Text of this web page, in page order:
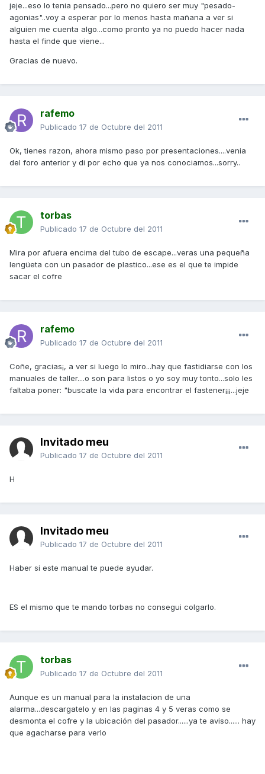
jeje...eso lo tenia pensado...pero no quiero ser muy "pesado-
agonias"..voy a esperar por lo menos hasta mañana a ver si
alguien me cuenta algo...como pronto ya no puedo hacer nada
hasta el finde que viene...
Gracias de nuevo.
rafemo
Publicado 17 de Octubre del 2011
Ok, tienes razon, ahora mismo paso por presentaciones....venia
del foro anterior y di por echo que ya nos conociamos...sorry..
torbas
Publicado 17 de Octubre del 2011
Mira por afuera encima del tubo de escape...veras una pequeña
lengüeta con un pasador de plastico...ese es el que te impide
sacar el cofre
rafemo
Publicado 17 de Octubre del 2011
Coñe, gracias¡, a ver si luego lo miro...hay que fastidiarse con los
manuales de taller....o son para listos o yo soy muy tonto...solo les
faltaba poner: "buscate la vida para encontrar el fastener¡¡¡...jeje
Invitado meu
Publicado 17 de Octubre del 2011
H
Invitado meu
Publicado 17 de Octubre del 2011
Haber si este manual te puede ayudar.
ES el mismo que te mando torbas no consegui colgarlo.
torbas
Publicado 17 de Octubre del 2011
Aunque es un manual para la instalacion de una
alarma...descargatelo y en las paginas 4 y 5 veras como se
desmonta el cofre y la ubicación del pasador......ya te aviso...... hay
que agacharse para verlo